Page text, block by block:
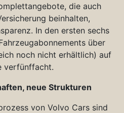
die auch
beinhalten,
In den ersten sechs
über
noch nicht erhältlich) auf
verfünffacht.
neue Strukturen
von Volvo Cars sind